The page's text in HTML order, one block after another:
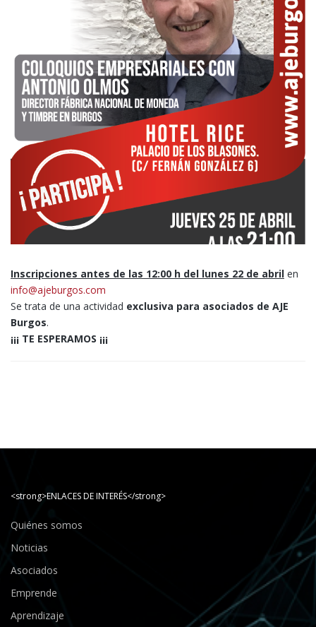
Inscripciones antes de las 12:00 h del lunes 22 de abril en
info@ajeburgos.com
Se trata de una actividad exclusiva para asociados de AJE
Burgos.
¡¡¡ TE ESPERAMOS ¡¡¡
<strong>ENLACES DE INTERÉS</strong>
Quiénes somos
Noticias
Asociados
Emprende
Aprendizaje